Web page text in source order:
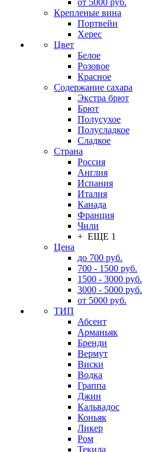
от 5000 руб.
Крепленые вина
Портвейн
Херес
Цвет
Белое
Розовое
Красное
Содержание сахара
Экстра брют
Брют
Полусухое
Полусладкое
Сладкое
Страна
Россия
Англия
Испания
Италия
Канада
Франция
Чили
+ ЕЩЕ 1
Цена
до 700 руб.
700 - 1500 руб.
1500 - 3000 руб.
3000 - 5000 руб.
от 5000 руб.
ТИП
Абсент
Арманьяк
Бренди
Вермут
Виски
Водка
Граппа
Джин
Кальвадос
Коньяк
Ликер
Ром
Текила